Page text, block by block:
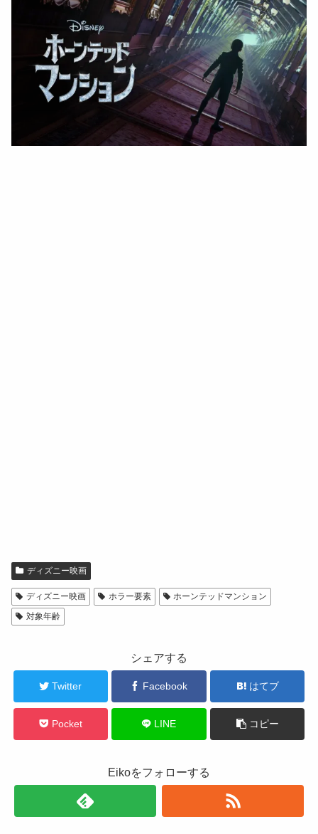
ディズニー映画
ディズニー映画 ホラー要素
ホーンテッドマンション
対象年齢
シェアする
Twitter Facebook はてブ
Pocket LINE コピー
Eikoをフォローする